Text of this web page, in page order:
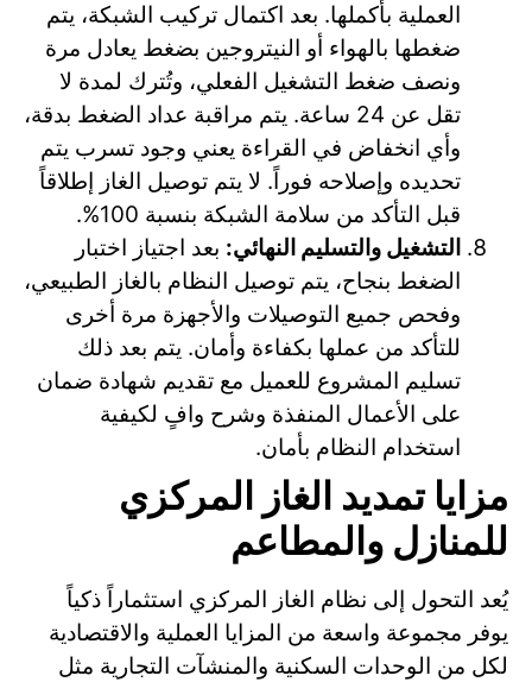
العملية بأكملها. بعد اكتمال تركيب الشبكة، يتم
ضغطها بالهواء أو النيتروجين بضغط يعادل مرة
ونصف ضغط التشغيل الفعلي، وتُترك لمدة لا
تقل عن 24 ساعة. يتم مراقبة عداد الضغط بدقة،
وأي انخفاض في القراءة يعني وجود تسرب يتم
تحديده وإصلاحه فوراً. لا يتم توصيل الغاز إطلاقاً
قبل التأكد من سلامة الشبكة بنسبة 100%.
التشغيل والتسليم النهائي: بعد اجتياز اختبار
الضغط بنجاح، يتم توصيل النظام بالغاز الطبيعي،
وفحص جميع التوصيلات والأجهزة مرة أخرى
للتأكد من عملها بكفاءة وأمان. يتم بعد ذلك
تسليم المشروع للعميل مع تقديم شهادة ضمان
على الأعمال المنفذة وشرح وافٍ لكيفية
استخدام النظام بأمان.
مزايا تمديد الغاز المركزي
للمنازل والمطاعم
يُعد التحول إلى نظام الغاز المركزي استثماراً ذكياً
يوفر مجموعة واسعة من المزايا العملية والاقتصادية
لكل من الوحدات السكنية والمنشآت التجارية مثل